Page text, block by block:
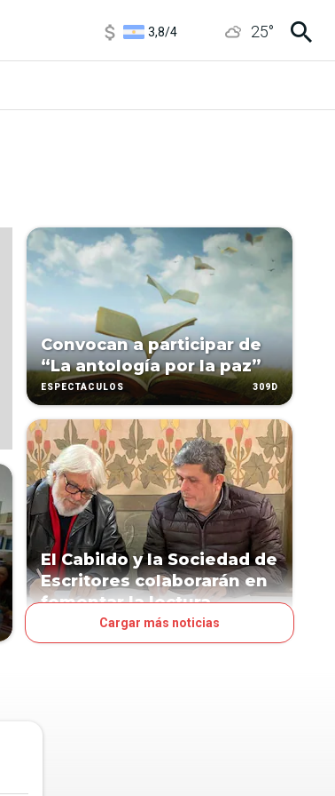
3,8/4
25°
Convocan a participar de
“La antología por la paz”
ESPECTÁCULOS 309D
El Cabildo y la Sociedad de
Escritores colaborarán en
fomentar la lectura
ESPECTÁCULOSCargar más noticias